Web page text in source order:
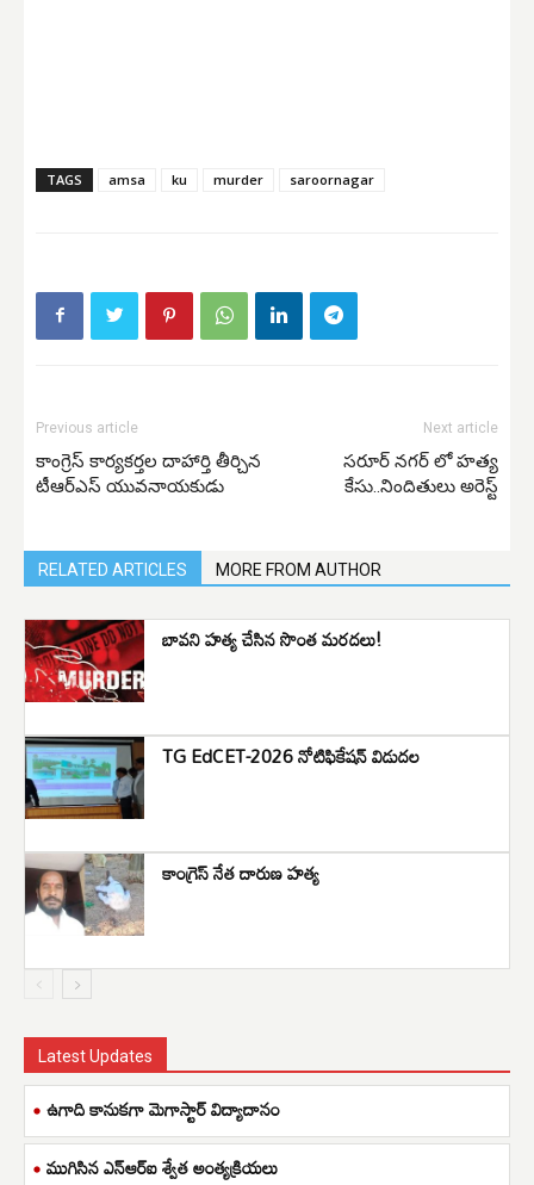
TAGS amsa ku murder saroornagar
Previous article
కాంగ్రెస్ కార్యకర్తల దాహార్తి తీర్చిన
టీఆర్ఎస్ యువనాయకుడు
Next article
సరూర్ నగర్ లో హత్య
కేసు..నిందితులు అరెస్ట్
RELATED ARTICLES MORE FROM AUTHOR
బావని హత్య చేసిన సొంత మరదలు!
TG EdCET-2026 నోటిఫికేషన్ విడుదల
కాంగ్రెస్‌ నేత దారుణ హత్య
Latest Updates
ఉగాది కానుకగా మెగాస్టార్ విద్యాదానం
ముగిసిన ఎన్ఆర్ఐ శ్వేత అంత్యక్రియలు